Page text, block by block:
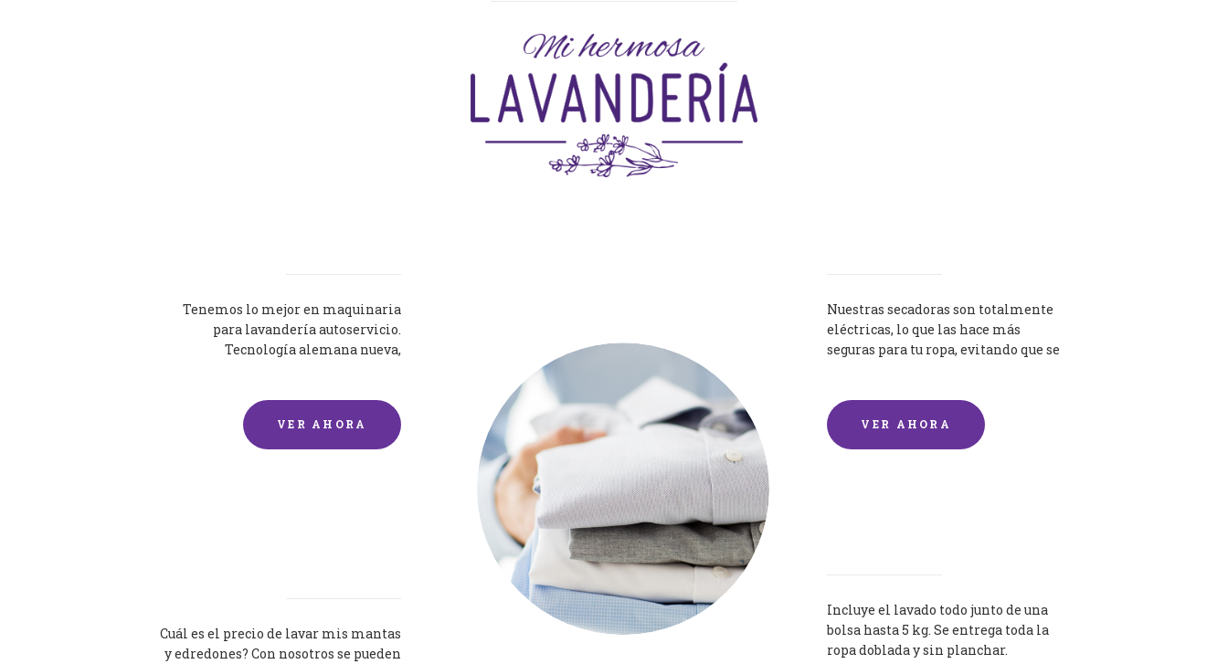
Tenemos lo mejor en maquinaria
para lavandería autoservicio.
Tecnología alemana nueva,
VER AHORA
Nuestras secadoras son totalmente
eléctricas, lo que las hace más
seguras para tu ropa, evitando que se
VER AHORA
Cuál es el precio de lavar mis mantas
y edredones? Con nosotros se pueden
Incluye el lavado todo junto de una
bolsa hasta 5 kg. Se entrega toda la
ropa doblada y sin planchar.